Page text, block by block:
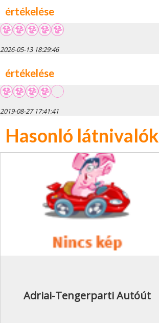
értékelése
2026-05-13 18:29:46
értékelése
2019-08-27 17:41:41
Hasonló látnivalók
Adriai-Tengerparti Autóút